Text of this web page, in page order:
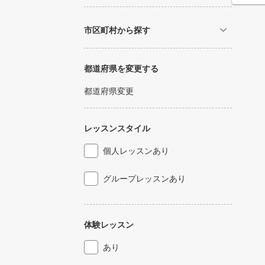
市区町村から探す
都道府県を変更する
都道府県変更
レッスンスタイル
個人レッスンあり
グループレッスンあり
体験レッスン
あり